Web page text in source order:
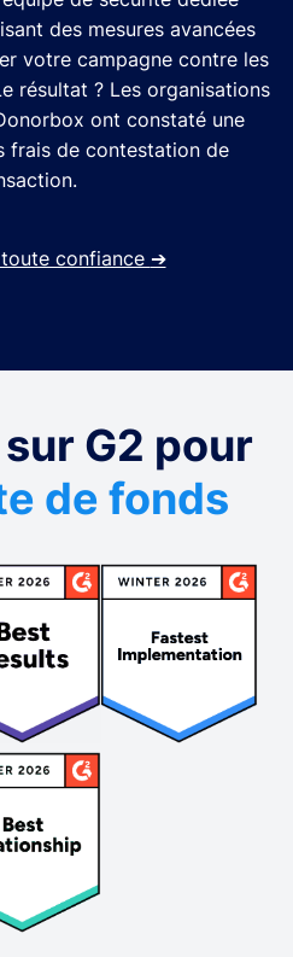
des mesures avancées
votre campagne contre les
résultat ? Les organisations
ont constaté une
frais de contestation de
confiance ➔
sur G2 pour
de fonds